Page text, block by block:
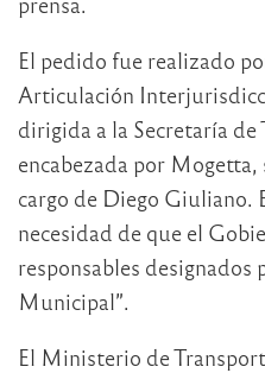
El pedido fue realizado
Articulación
dirigida a la Secretaría de
encabezada por Mogetta,
cargo de Diego Giuliano.
necesidad de que el
responsables designados
Municipal”.
El Ministerio de